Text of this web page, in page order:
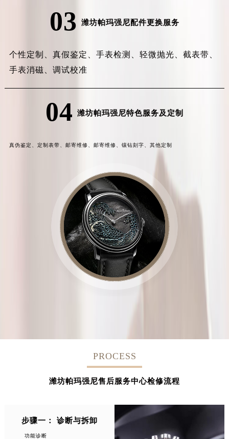
03 潍坊帕玛强尼配件更换服务
个性定制、 真假鉴定、 手表检测、 轻微抛光、 截表带、
手表消磁、 调试校准
04 潍坊帕玛强尼特色服务及定制
真伪鉴定、 定制表带、 邮寄维修、 邮寄维修、 镶钻刻字、 其他定制
PROCESS
潍坊帕玛强尼售后服务中心检修流程
步骤一： 诊断与拆卸
功能诊断